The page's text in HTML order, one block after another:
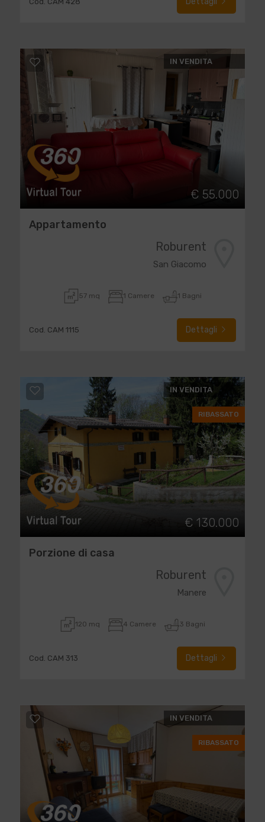
IN VENDITA
€ 55.000
Appartamento
Roburent
San Giacomo
57 mq 1 Camere 1 Bagni
Cod. CAM 1115 Dettagli
IN VENDITA
RIBASSATO
€ 130.000
Porzione di casa
Roburent
Manere
120 mq 4 Camere 3 Bagni
Cod. CAM 313 Dettagli
IN VENDITA
RIBASSATO